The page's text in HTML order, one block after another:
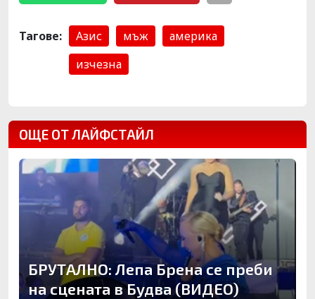
Тагове: Азис мъж
америка
изчезна
ОЩЕ ОТ ЛАЙФСТАЙЛ
БРУТАЛНО: Лепа Брена се преби
на сцената в Будва (ВИДЕО)